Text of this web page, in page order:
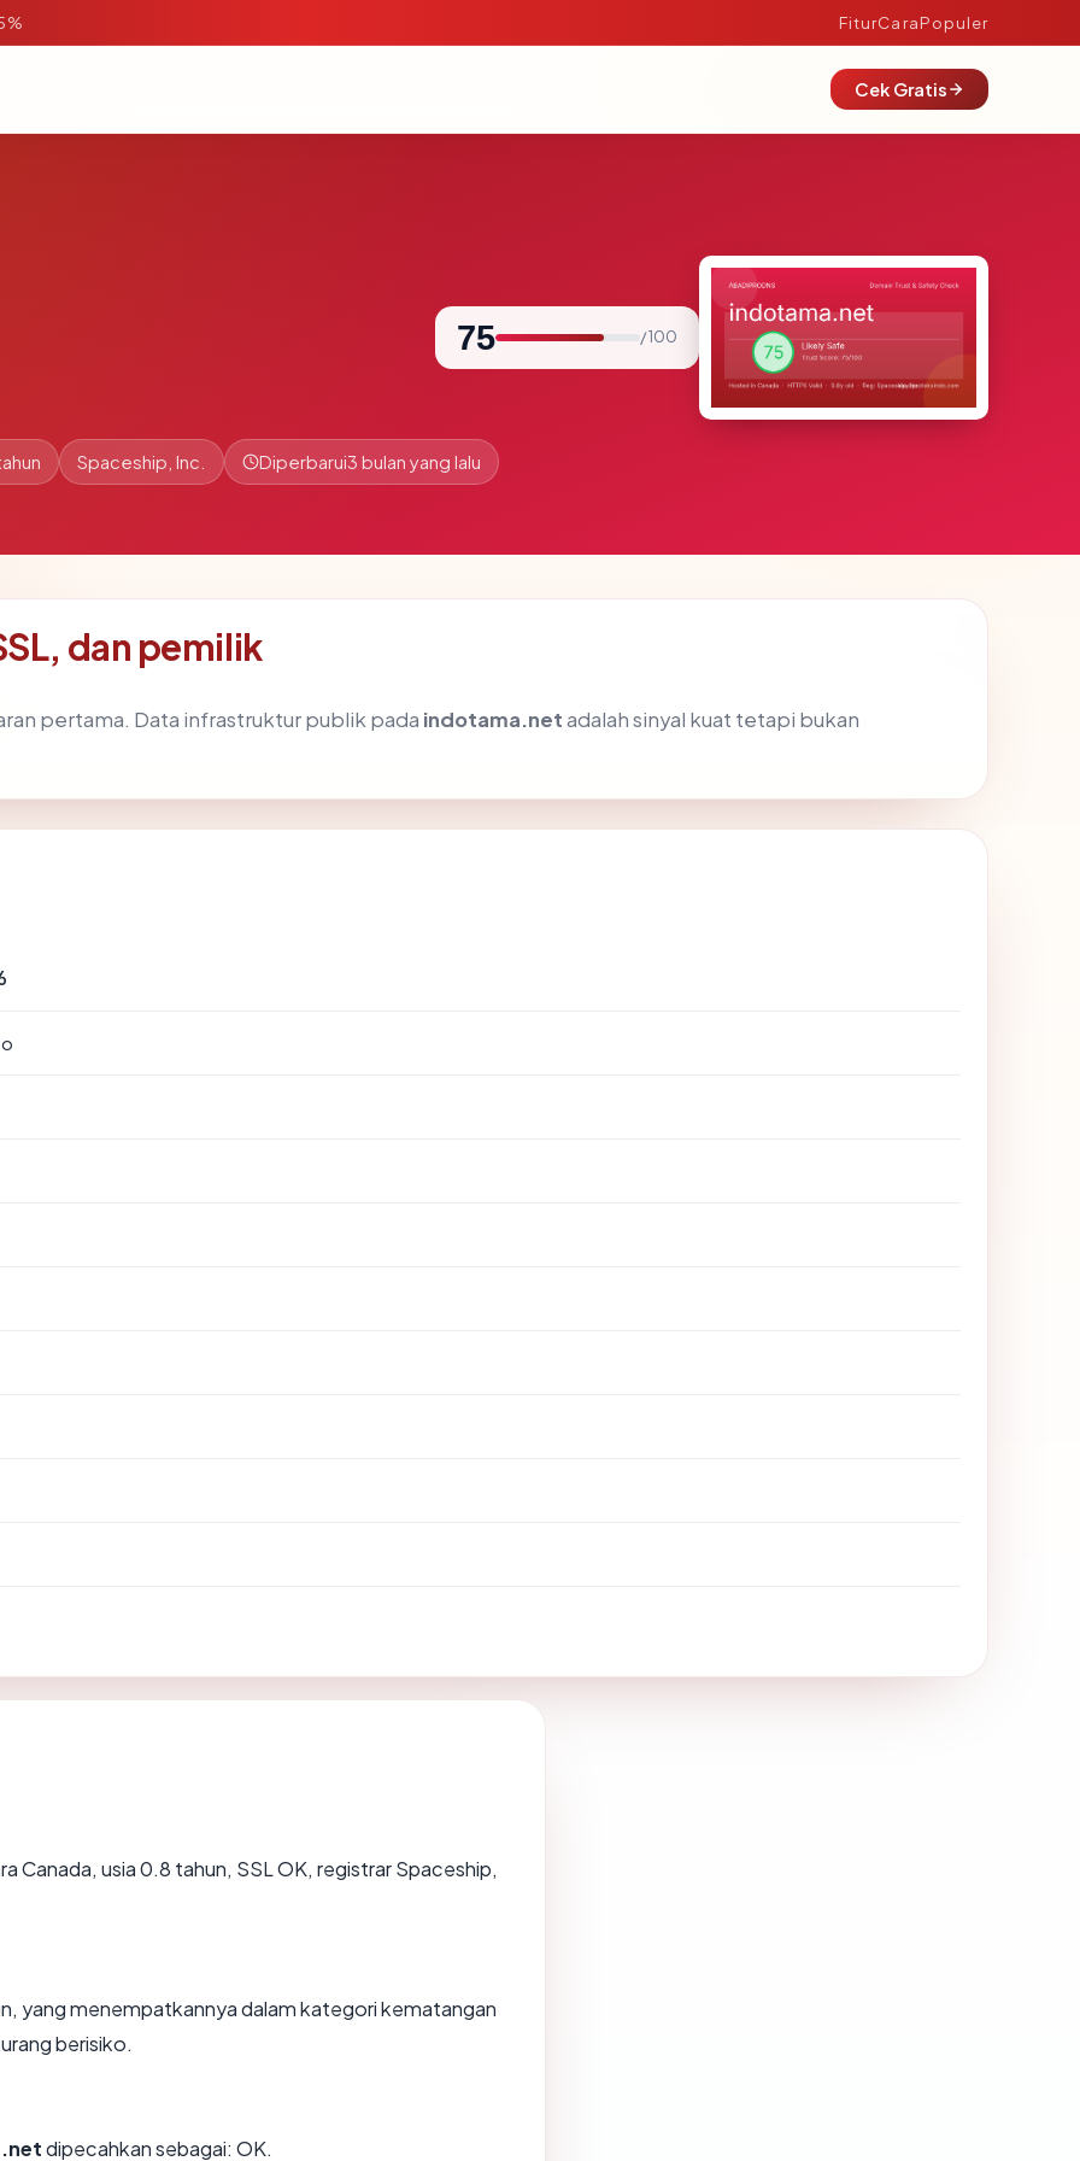
FiturCaraPopuler
Cek Gratis
75 / 100
Spaceship, Inc. Diperbarui3 bulan yang lalu
dan pemilik
pertama. Data infrastruktur publik pada indotama.netadalah sinyal kuat tetapi bukan
Canada, usia 0.8 tahun, SSL OK, registrar Spaceship,
yang menempatkannya dalam kategori kematangan
berisiko.
dipecahkan sebagai: OK.